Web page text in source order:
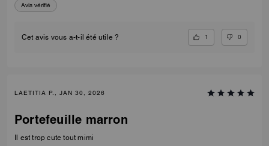
Avis vérifié
Cet avis vous a-t-il été utile ? 1 0
LAETITIA P., JAN 30, 2026
Portefeuille marron
Il est trop cute tout mimi